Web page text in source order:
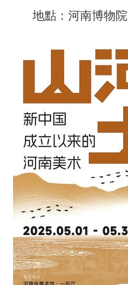
地點：河南博物院